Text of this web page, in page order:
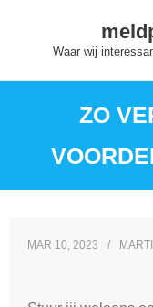
Waar wij
ZO
MAR 10, 2023